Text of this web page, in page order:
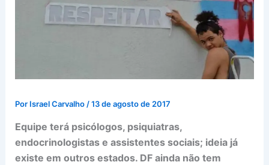
Por Israel Carvalho/13 de agosto de 2017
Equipe terá psicólogos, psiquiatras,
endocrinologistas e assistentes sociais; ideia já
existe em outros estados. DF ainda não tem